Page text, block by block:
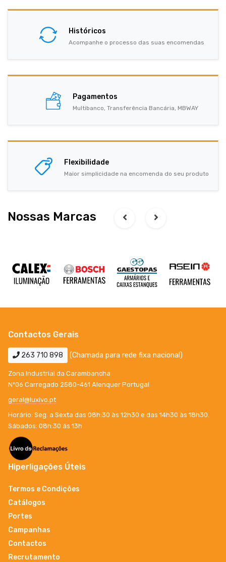
Históricos
Acompanhe o processo das suas encomendas
Pagamentos
Multibanco, Transferência Bancária, MBWAY
Flexibilidade
Maior simplicidade na encomenda do seu produto
Nossas Marcas
Contactos Gerais
263 710 898 (Chamada para rede fixa nacional)
Zona Industrial da Carambancha
Nº06 Carregado 2580-461 Alenquer Portugal
geral@luxivo.pt
Horário: Seg. a Sexta das 08h:30 às 12h30 e das 14h30 às 18h30.
Sábados: 08h:30 ás 13h
Hiperligações Úteis
Termos e Condições
Catálogos
Portes
Campanhas
Contactos
Recrutamento